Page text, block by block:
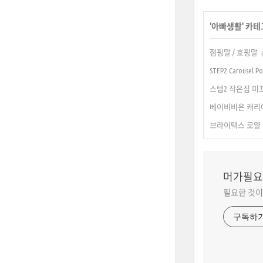
'아빠생활' 카테
점핑말 / 호핑말
STEP2 Carousel
스텝2 작은집 미
베이비비욘 캐리
브라이택스 로얄
머가필
필요한 것
구독하